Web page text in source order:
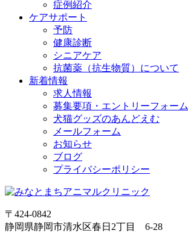
症例紹介
ケアサポート
予防
健康診断
シニアケア
抗菌薬（抗生物質）について
新着情報
求人情報
募集要項・エントリーフォーム
犬猫グッズのあんどえむ
メールフォーム
お知らせ
ブログ
プライバシーポリシー
〒424-0842
静岡県静岡市清水区春日2丁目 6-28